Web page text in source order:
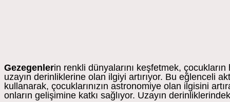
Gezegenlerin renkli dünyalarını keşfetmek,
uzayın derinliklerine olan ilgiyi artırıyor. Bu eğlenceli
kullanarak, çocuklarınızın astronomiye olan ilgisini
onların gelişimine katkı sağlıyor. Uzayın